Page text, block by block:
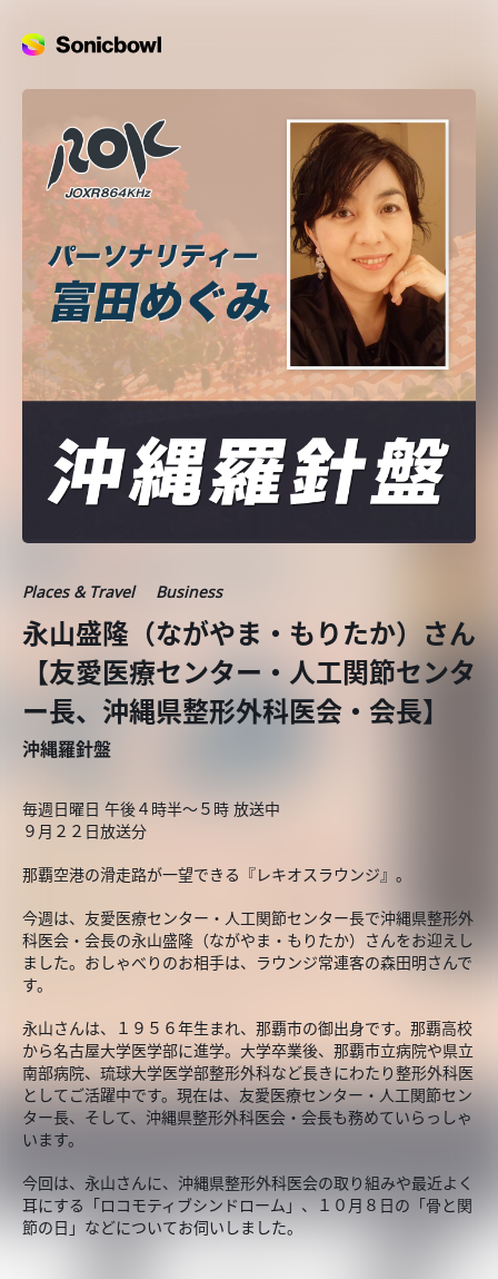
Places & Travel Business
永山盛隆（ながやま・もりたか）さん
【友愛医療センター・人工関節センタ
ー長、沖縄県整形外科医会・会長】
沖縄羅針盤
毎週日曜日 午後４時半～５時 放送中
９月２２日放送分
那覇空港の滑走路が一望できる『レキオスラウンジ』。
今週は、友愛医療センター・人工関節センター長で沖縄県整形外
科医会・会長の永山盛隆（ながやま・もりたか）さんをお迎えし
ました。おしゃべりのお相手は、ラウンジ常連客の森田明さんで
す。
永山さんは、１９５６年生まれ、那覇市の御出身です。那覇高校
から名古屋大学医学部に進学。大学卒業後、那覇市立病院や県立
南部病院、琉球大学医学部整形外科など長きにわたり整形外科医
としてご活躍中です。現在は、友愛医療センター・人工関節セン
ター長、そして、沖縄県整形外科医会・会長も務めていらっしゃ
います。
今回は、永山さんに、沖縄県整形外科医会の取り組みや最近よく
耳にする「ロコモティブシンドローム」、１０月８日の「骨と関
節の日」などについてお伺いしました。